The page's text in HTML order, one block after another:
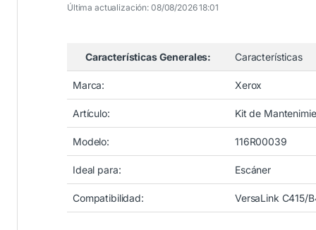
Última actualización: 08/08/2026 18:01
Características Generales: Características
Marca: Xerox
Artículo: Kit de
Modelo: 116R00039
Ideal para: Escáner
Compatibilidad: VersaLink C415/